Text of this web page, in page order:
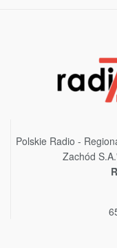
Polskie Radio -
Zachód